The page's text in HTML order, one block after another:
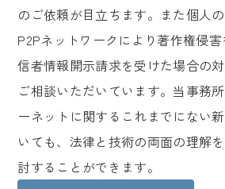
のご依頼が目立ちます。また個人の
P2Pネットワークにより著作権侵
信者情報開示請求を受けた場合の
ご相談いただいています。当事務
ーネットに関するこれまでにない
いても、法律と技術の両面の理解
討することができます。